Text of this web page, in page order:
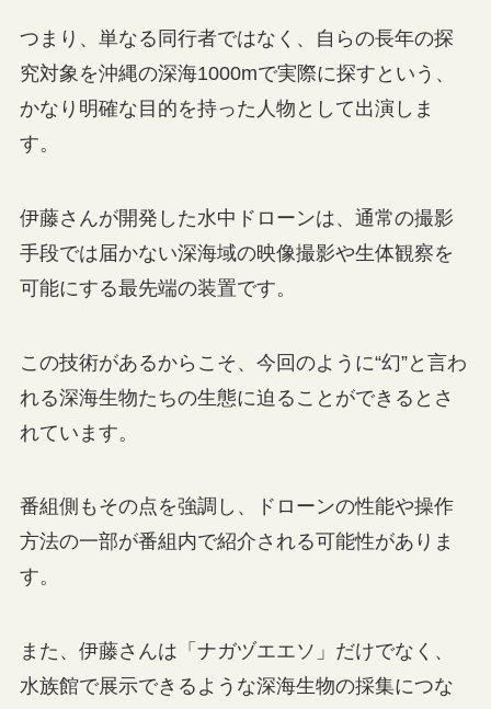
つまり、単なる同行者ではなく、自らの長年の探
究対象を沖縄の深海1000mで実際に探すという、
かなり明確な目的を持った人物として出演しま
す。
伊藤さんが開発した水中ドローンは、通常の撮影
手段では届かない深海域の映像撮影や生体観察を
可能にする最先端の装置です。
この技術があるからこそ、今回のように“幻”と言わ
れる深海生物たちの生態に迫ることができるとさ
れています。
番組側もその点を強調し、ドローンの性能や操作
方法の一部が番組内で紹介される可能性がありま
す。
また、伊藤さんは「ナガヅエエソ」だけでなく、
水族館で展示できるような深海生物の採集につな